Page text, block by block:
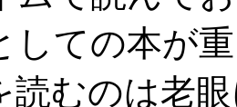
しての本が
読むのは老